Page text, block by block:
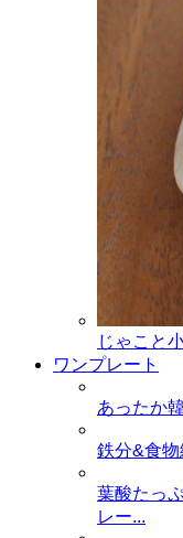
じゃこと
ワンプレート
あったか
鉄分&食
葉酸たっ
レー...